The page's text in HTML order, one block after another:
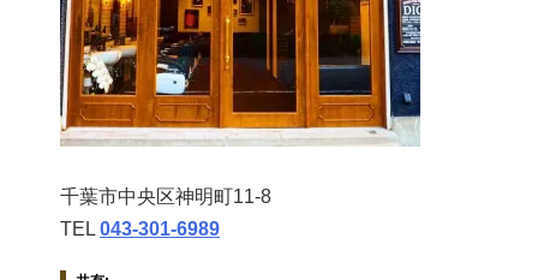
千葉市中央区神明町11-8
TEL 043‐301‐6989